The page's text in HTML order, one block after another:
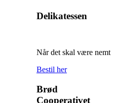
Delikatessen
Når det skal være nemt
Bestil her
Brød
Cooperativet